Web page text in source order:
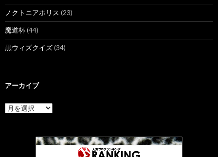
ノクトニアポリス (23)
魔道杯(44)
黒ウィズクイズ(34)
アーカイブ
ア
ー